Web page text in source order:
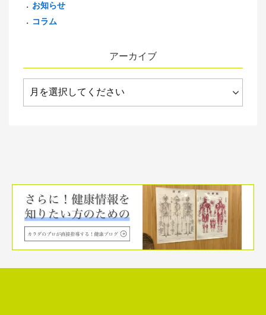
お知らせ
コラム
アーカイブ